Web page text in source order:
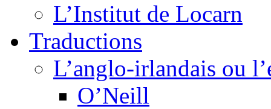
L’Institut de Locarn
Traductions
L’anglo-irlandais ou
O’Neill